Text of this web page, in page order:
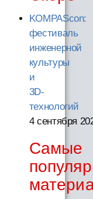
KOMPAScon:
фестиваль
инженерной
культуры
и
3D-
технологий
4 сентября
Самые